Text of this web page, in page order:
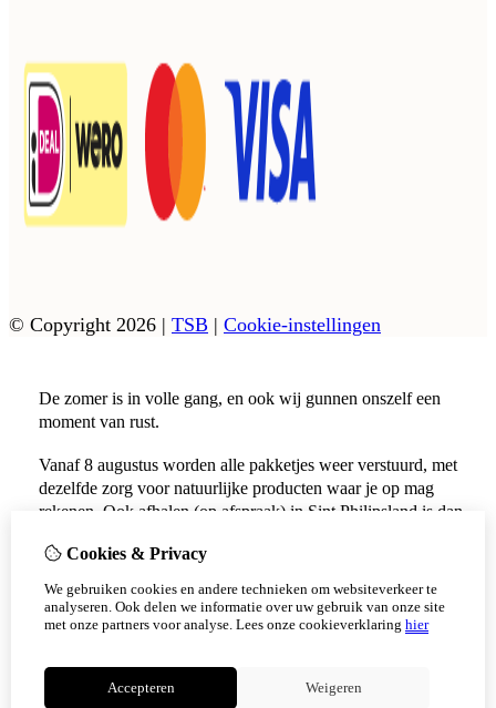
© Copyright 2026 | TSB | Cookie-instellingen
Cookies & Privacy
We gebruiken cookies en andere technieken om websiteverkeer te
analyseren. Ook delen we informatie over uw gebruik van onze site
met onze partners voor analyse. Lees onze cookieverklaring hier
Accepteren Weigeren
De zomer is in volle gang, en ook wij gunnen onszelf een
moment van rust.
Vanaf 8 augustus worden alle pakketjes weer verstuurd, met
dezelfde zorg voor natuurlijke producten waar je op mag
rekenen. Ook afhalen (op afspraak) in Sint Philipsland is dan
Vanaf 17 augustus zijn alle afhaalpunten (Tholen en
Scherpenisse) weer geopend.